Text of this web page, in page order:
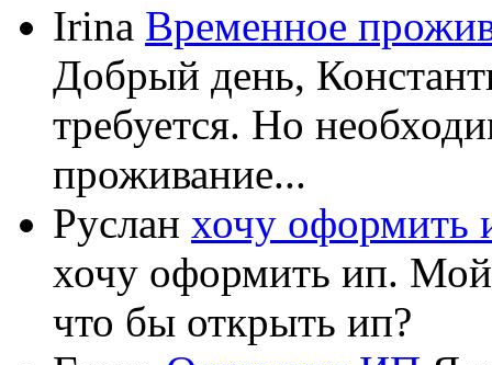
Irina Временное
Добрый день,
требуется. Но
проживание...
Руслан хочу оформить
хочу оформить ип. Мой
что бы открыть ип?